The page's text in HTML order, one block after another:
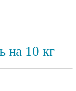
на 10 кг